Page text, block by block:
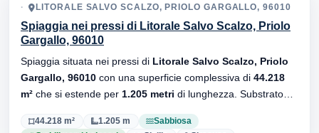
LITORALE SALVO SCALZO, PRIOLO GARGALLO, 96010
Spiaggia nei pressi di Litorale Salvo Scalzo, Priolo
Gargallo, 96010
Spiaggia situata nei pressi di Litorale Salvo Scalzo, Priolo
Gargallo, 96010 con una superficie complessiva di 44.218
m² che si estende per 1.205 metri di lunghezza. Substrato
44.218 m² 1.205 m
Sabbiosa